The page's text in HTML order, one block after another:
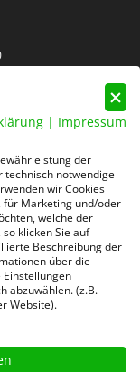
★
| Impressum
der
technisch notwendige
wir Cookies
für Marketing und/oder
welche der
klicken Sie auf
Beschreibung der
über die
abzuwählen. (z.B.
Website).